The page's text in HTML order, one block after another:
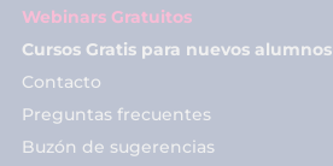
Webinars Gratuitos
Cursos Gratis para nuevos alumnos
Contacto
Preguntas frecuentes
Buzón de sugerencias